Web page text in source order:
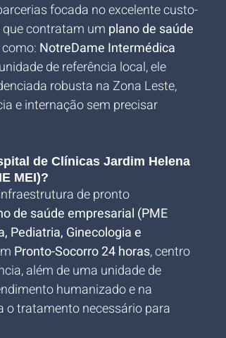
focada no excelente custo-
contratam um plano de saúde
NotreDame Intermédica
de referência local, ele
robusta na Zona Leste,
e internação sem precisar
de Clínicas Jardim Helena
MEI)?
de pronto
de saúde empresarial (PME
Pediatria, Ginecologia e
Pronto-Socorro 24 horas, centro
além de uma unidade de
humanizado e na
o tratamento necessário para